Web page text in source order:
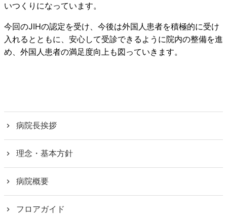
いつくりになっています。
今回のJIHの認定を受け、今後は外国人患者を積極的に受け
入れるとともに、安心して受診できるように院内の整備を進
め、外国人患者の満足度向上も図っていきます。
病院長挨拶
理念・基本方針
病院概要
フロアガイド